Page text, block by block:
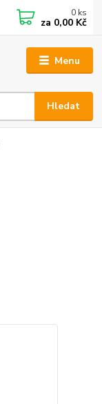
Menu
Hledat
0 ks
za 0,00 Kč